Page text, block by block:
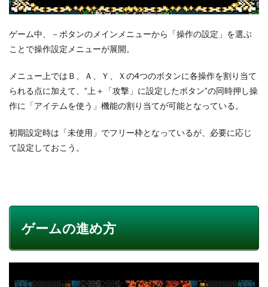
ゲーム中、－ボタンのメインメニューから「操作の設定」を選ぶ
ことで操作設定メニューが展開。
メニュー上ではＢ、Ａ、Ｙ、Ｘの4つのボタンに各操作を割り当て
られる点に加えて、”上＋「攻撃」に設定したボタン”の同時押し操
作に「アイテムを使う」機能の割り当てが可能となっている。
初期設定時は「未使用」でフリー枠となっているが、必要に応じ
て設定しておこう。
ゲームの進め方